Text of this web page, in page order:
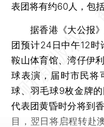
表团将有约60人，包
据香港《大公报》
团预计24日中午12
鞍山体育馆、湾仔伊
球表演，届时市民将
球、羽毛球9枚金牌
代表团黄昏时分将到
目，翌日将启程转赴